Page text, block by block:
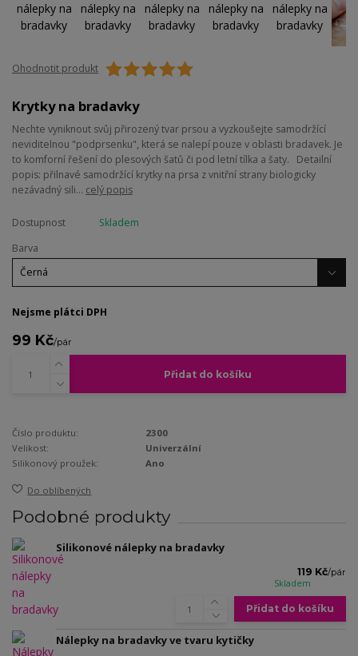
Ohodnotit produkt
Krytky na bradavky
Nechte vyniknout svůj přirozený tvar prsou a vyzkoušejte samodržící
neviditelnou "podprsenku", která se nalepí pouze v oblasti bradavek. Je
to komforní řešení do plesových šatů či pod letní tílka a šaty. Detailní
popis: přilnavé samodržící krytky na prsa z vnitřní strany biologicky
nezávadný sili... celý popis
Dostupnost
Skladem
Barva
Nejsme plátci DPH
99 Kč/pár
Přidat do košíku
Číslo produktu:
2300
Velikost:
Univerzální
Silikonový proužek:
Ano
Do oblíbených
Podobné produkty
Silikonové nálepky na bradavky
119 Kč/pár
Skladem
Přidat do košíku
Nálepky na bradavky ve tvaru kytičky